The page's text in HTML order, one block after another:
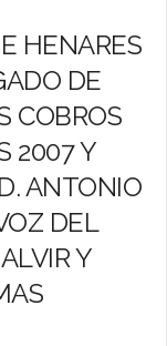
HENARES
DE
COBROS
2007 Y
ANTONIO
DEL
Y